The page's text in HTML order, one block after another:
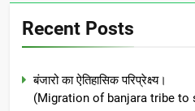
Recent Posts
बंजारो का ऐतिहासिक परिप्रेक्ष्य।
(Migration of banjara tribe to